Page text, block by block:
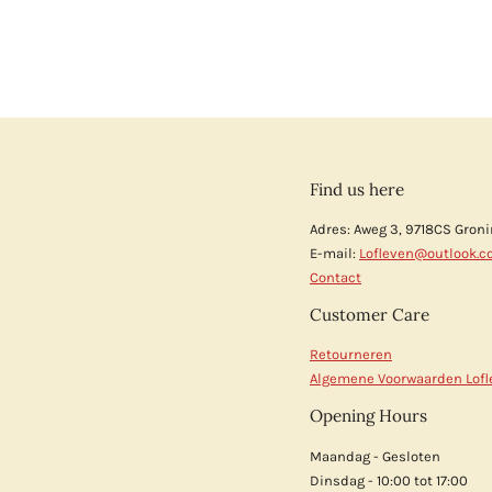
Find us here
Adres: Aweg 3, 9718CS
E-mail:
Contact
Customer Care
Retourneren
Algemene Voorwaarden
Opening Hours
Maandag - Gesloten
Dinsdag - 10:00 tot 17:00